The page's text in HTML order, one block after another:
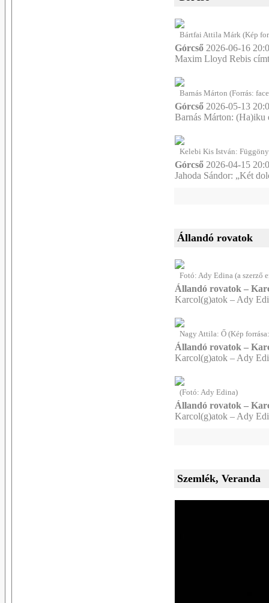
Bártfai Attila Márk (Kép
Górcső 2026-06-16
Maxim Lloyd Rebis
Barnás Márton (Forrás:
Górcső 2026-05-13
Barnás Márton: (Ha)iku
Kelebi Kis István:
Górcső 2026-04-15
Jahoda Sándor: „Két
Állandó rovatok
Fotó: Ady Edina (a szerző
Állandó rovatok –
Karcol(g)atok – Ady
Nagy Attila: Ő (Kép
Állandó rovatok –
Karcol(g)atok – Ady
(Fotó: Ady Edina)
Állandó rovatok –
Karcol(g)atok – Ady
Szemlék, Veranda